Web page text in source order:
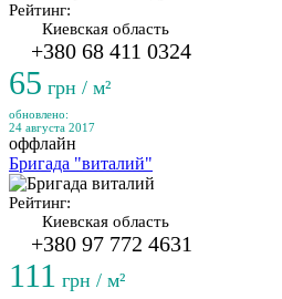
Рейтинг:
Киевская область
+380 68 411 0324
65 грн / м²
обновлено:
24 августа 2017
оффлайн
Бригада "виталий"
Рейтинг:
Киевская область
+380 97 772 4631
111 грн / м²